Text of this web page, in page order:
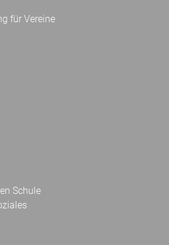
für Vereine
Schule